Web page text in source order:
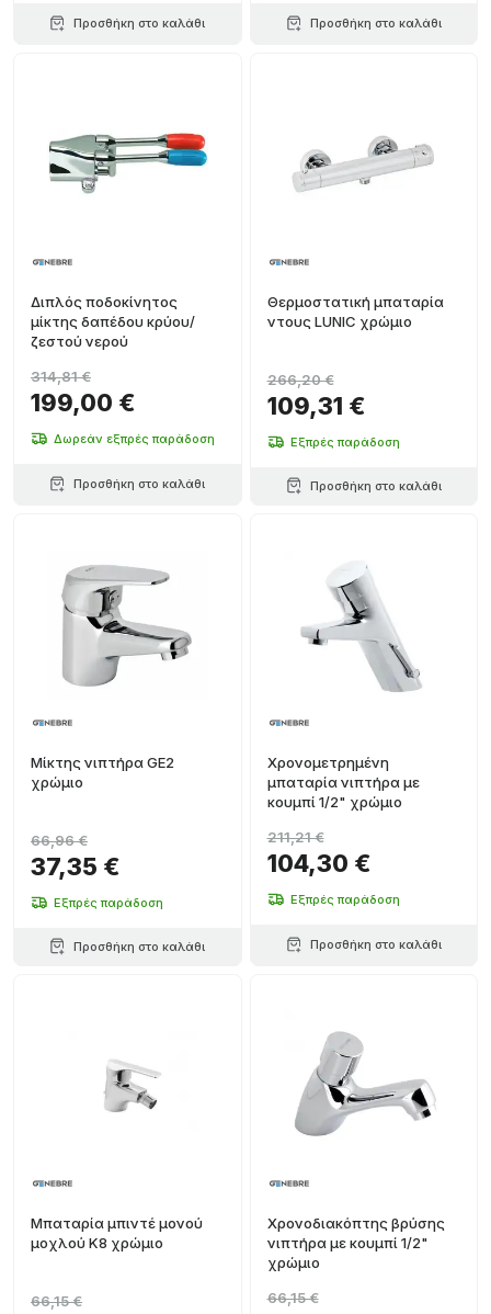
Προσθήκη στο καλάθι Προσθήκη στο καλάθι
Διπλός ποδοκίνητος
μίκτης δαπέδου κρύου/
ζεστού νερού
199,00 €
314,81 €
Δωρεάν εξπρές παράδοση
Προσθήκη στο καλάθι
Θερμοστατική μπαταρία
ντους LUNIC χρώμιο
109,31 €
266,20 €
Εξπρές παράδοση
Προσθήκη στο καλάθι
Μίκτης νιπτήρα GE2
χρώμιο
37,35 €
66,96 €
Εξπρές παράδοση
Προσθήκη στο καλάθι
Χρονομετρημένη
μπαταρία νιπτήρα με
κουμπί 1/2" χρώμιο
104,30 €
211,21 €
Εξπρές παράδοση
Προσθήκη στο καλάθι
Μπαταρία μπιντέ μονού
μοχλού K8 χρώμιο
66,15 €
Χρονοδιακόπτης βρύσης
νιπτήρα με κουμπί 1/2"
χρώμιο
66,15 €